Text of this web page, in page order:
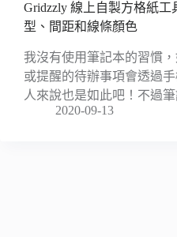
Gridzzly 線上自製方格紙工
型、間距和線條顏色
我沒有使用筆記本的習慣
或提醒的待辦事項會透過
人來說也是如此吧！不過
2020-09-13